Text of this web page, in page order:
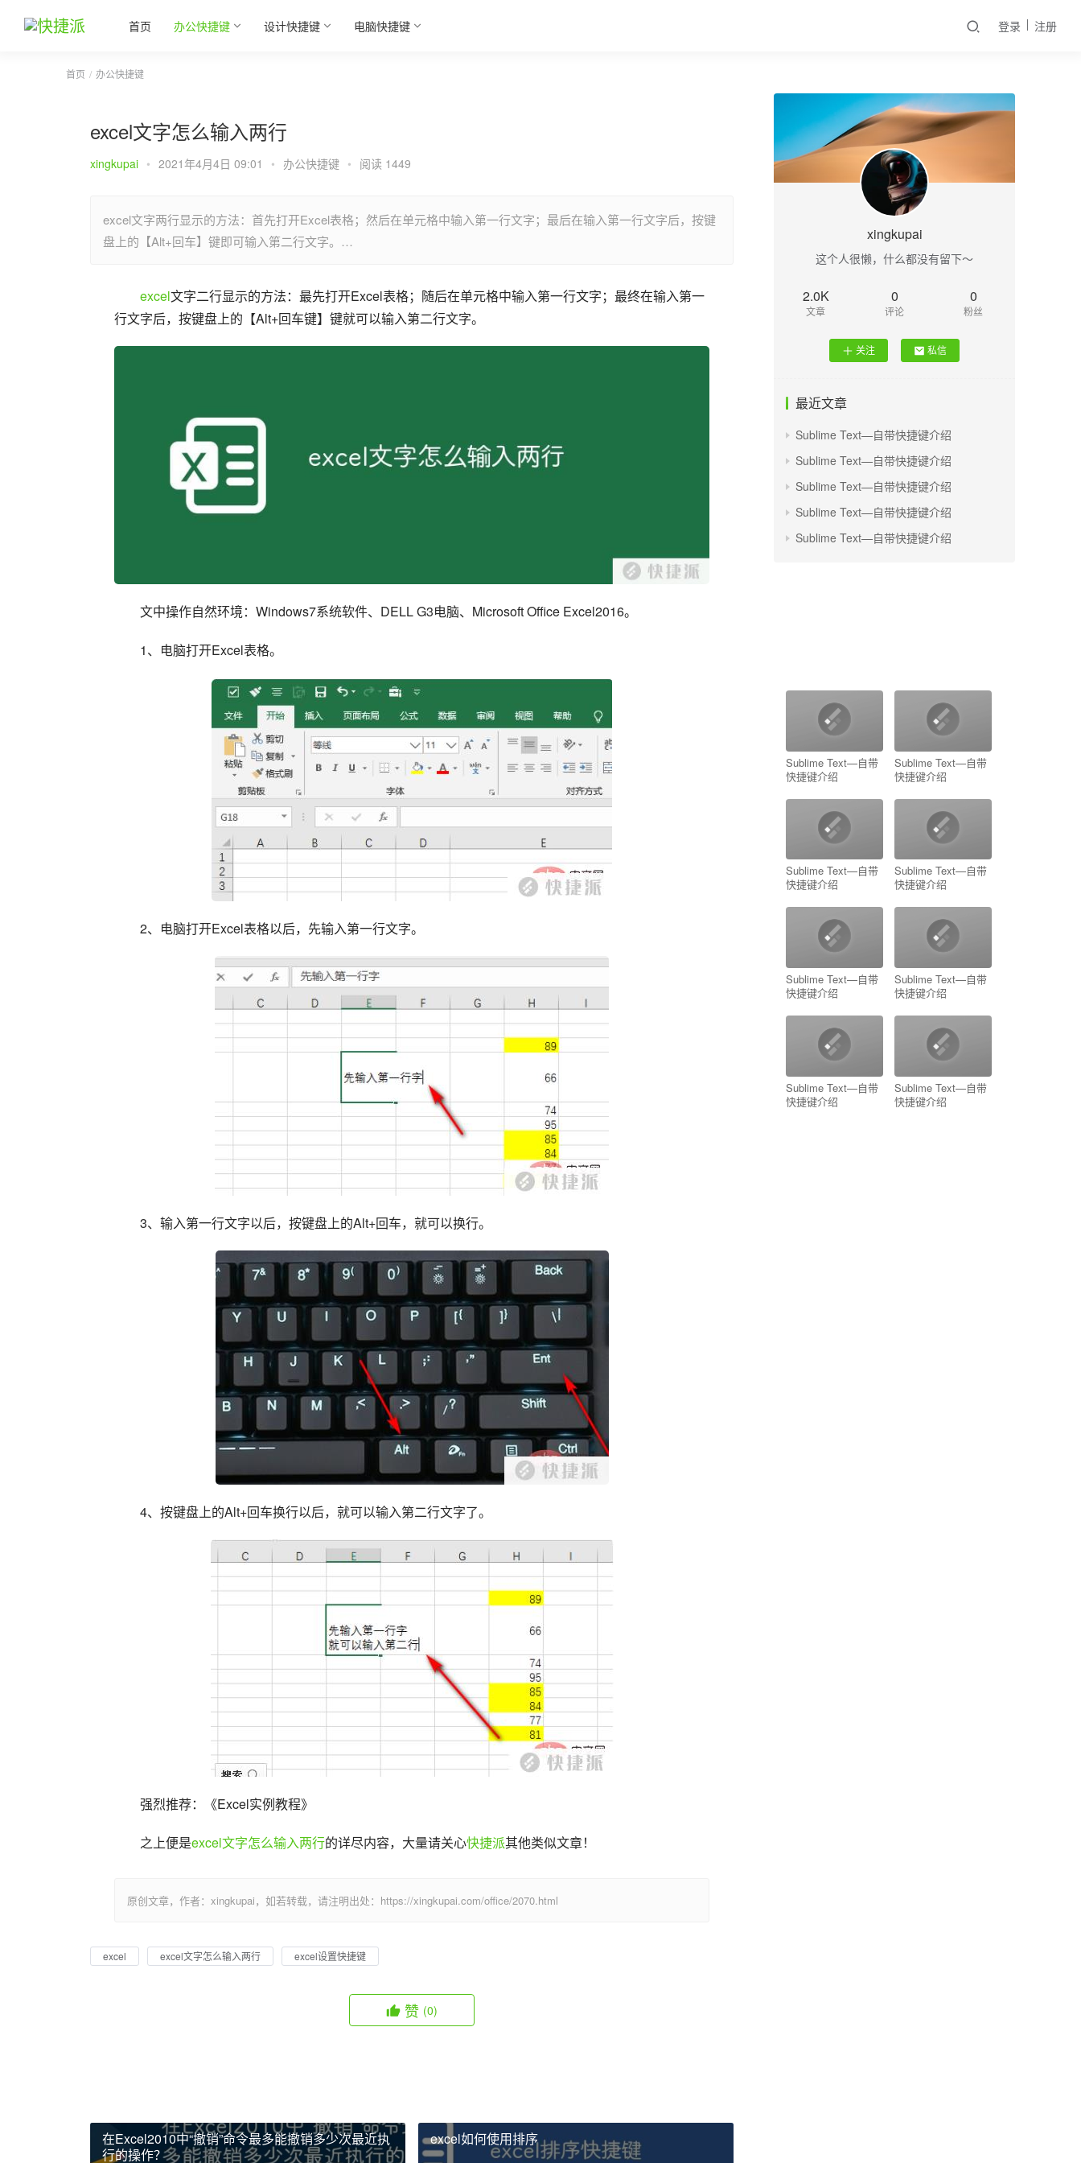
首页 办公快捷键 设计快捷键 电脑快捷键 登录 注册
首页 办公快捷键
excel文字怎么输入两行
xingkupai • 2021年4月4日 09:01 • 办公快捷键 • 阅读 1449
excel文字两行显示的方法：首先打开Excel表格；然后在单元格中输入第一行文字；最后在输入第一行文字后，按键
盘上的【Alt+回车】键即可输入第二行文字。…
excel文字二行显示的方法：最先打开Excel表格；随后在单元格中输入第一行文字；最终在输入第一
行文字后，按键盘上的【Alt+回车键】键就可以输入第二行文字。
文中操作自然环境：Windows7系统软件、DELL G3电脑、Microsoft Office Excel2016。
1、电脑打开Excel表格。
2、电脑打开Excel表格以后，先输入第一行文字。
3、输入第一行文字以后，按键盘上的Alt+回车，就可以换行。
4、按键盘上的Alt+回车换行以后，就可以输入第二行文字了。
强烈推荐：《Excel实例教程》
之上便是excel文字怎么输入两行的详尽内容，大量请关心快捷派其他类似文章！
原创文章，作者：xingkupai，如若转载，请注明出处：https://xingkupai.com/office/2070.html
excel excel文字怎么输入两行 excel设置快捷键
赞 (0)
在Excel2010中“撤销”命令最多能撤销多少次最近执
行的操作？
excel如何使用排序
xingkupai
这个人很懒，什么都没有留下～
2.0K
文章
0
评论
0
粉丝
关注 私信
最近文章
Sublime Text—自带快捷键介绍
Sublime Text—自带快捷键介绍
Sublime Text—自带快捷键介绍
Sublime Text—自带快捷键介绍
Sublime Text—自带快捷键介绍
Sublime Text—自带
快捷键介绍
Sublime Text—自带
快捷键介绍
Sublime Text—自带
快捷键介绍
Sublime Text—自带
快捷键介绍
Sublime Text—自带
快捷键介绍
Sublime Text—自带
快捷键介绍
Sublime Text—自带
快捷键介绍
Sublime Text—自带
快捷键介绍